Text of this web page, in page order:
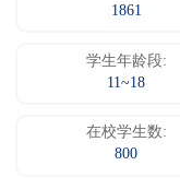
1861
学生年龄段:
11~18
在校学生数:
800